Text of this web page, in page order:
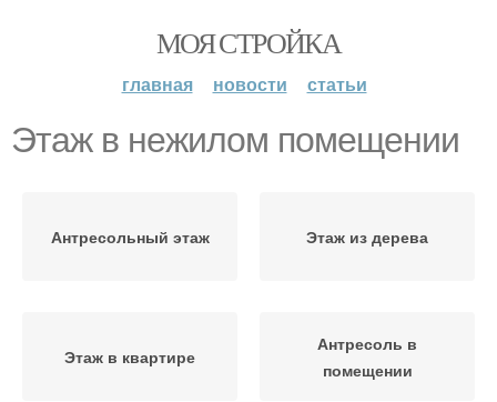
МОЯ СТРОЙКА
главная новости статьи
Этаж в нежилом помещении
Антресольный этаж Этаж из дерева
Этаж в квартире
Антресоль в
помещении